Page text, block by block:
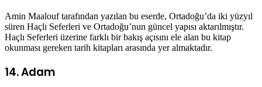
Amin Maalouf tarafından yazılan bu eserde, Ortadoğu’da iki yüzyıl
süren Haçlı Seferleri ve Ortadoğu’nun güncel yapısı aktarılmıştır.
Haçlı Seferleri üzerine farklı bir bakış açısını ele alan bu kitap
okunması gereken tarih kitapları arasında yer almaktadır.
14. Adam